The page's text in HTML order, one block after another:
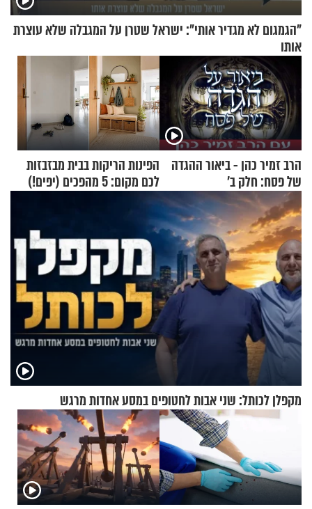
"הגמגום לא מגדיר אותי": ישראל שטרן על המגבלה שלא עוצרת
אותו
הרב זמיר כהן - ביאור ההגדה
של פסח: חלק ב’
הפינות הריקות בבית מבזבזות
לכם מקום: 5 מהפכים (יפים!)
שאפשר לעשות כבר היום
מקפלן לכותל: שני אבות לחטופים במסע אחדות מרגש